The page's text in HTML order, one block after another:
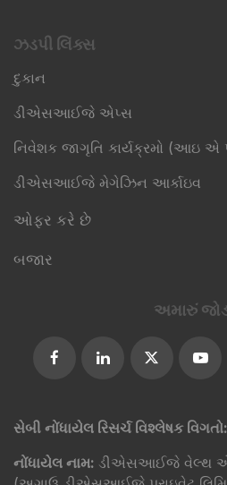
ઝડપી લિંક્સ​
દુકાન
ડીએસઆઈજે એપ્સ
નિવેશક જાગૃતિ કાર્યક્રમો (આઇ એ
ડીએસઆઈજે મેગેઝિન આર્કાઇવ
ઓફર કરે છે
બજાર
અમારું
સેબી નોંધાયેલ રિસર્ચ વિશ્લેષક વિગતો:
નોંધાયેલ નામ: ડીએસઆઈજે વેલ્થ